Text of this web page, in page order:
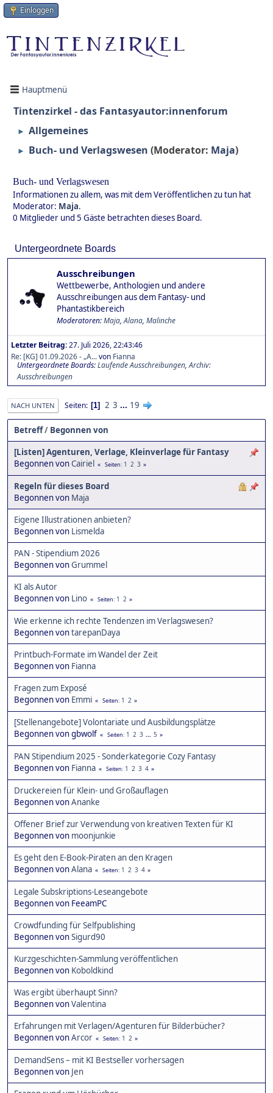
Einloggen
Hauptmenü
Tintenzirkel - das Fantasyautor:innenforum
► Allgemeines
► Buch- und Verlagswesen (Moderator: Maja)
Buch- und Verlagswesen
Informationen zu allem, was mit dem Veröffentlichen zu tun hat
Moderator: Maja.
0 Mitglieder und 5 Gäste betrachten dieses Board.
Untergeordnete Boards
Ausschreibungen
Wettbewerbe, Anthologien und andere
Ausschreibungen aus dem Fantasy- und
Phantastikbereich
Moderatoren:Maja,Alana, Malinche
Letzter Beitrag:27. Juli 2026, 22:43:46
Re: [KG] 01.09.2026 - „A...von Fianna
Untergeordnete Boards Laufende Ausschreibungen Archiv:
Ausschreibungen
NACH UNTEN Seiten 1 2 3 ... 19
Betreff/ Begonnen von
[Listen] Agenturen, Verlage, Kleinverlage für Fantasy
Begonnen vonCairiel Seiten 1 2 3
Regeln für dieses Board
Begonnen von Maja
Eigene Illustrationen anbieten?
Begonnen von Lismelda
PAN - Stipendium 2026
Begonnen vonGrummel
KI als Autor
Begonnen von Lino Seiten 1 2
Wie erkenne ich rechte Tendenzen im Verlagswesen?
Begonnen vontarepanDaya
Printbuch-Formate im Wandel der Zeit
Begonnen von Fianna
Fragen zum Exposé
Begonnen von Emmi Seiten 1 2
[Stellenangebote] Volontariate und Ausbildungsplätze
Begonnen von gbwolf
Seiten 1 2 3 ... 5
PAN Stipendium 2025 - Sonderkategorie Cozy Fantasy
Begonnen von Fianna Seiten 1 2 3 4
Druckereien für Klein- und Großauflagen
Begonnen vonAnanke
Offener Brief zur Verwendung von kreativen Texten für KI
Begonnen von moonjunkie
Es geht den E-Book-Piraten an den Kragen
Begonnen vonAlana Seiten 1 2 3 4
Legale Subskriptions-Leseangebote
Begonnen von FeeamPC
Crowdfunding für Selfpublishing
Begonnen vonSigurd90
Kurzgeschichten-Sammlung veröffentlichen
Begonnen von Koboldkind
Was ergibt überhaupt Sinn?
Begonnen vonValentina
Erfahrungen mit Verlagen/Agenturen für Bilderbücher?
Begonnen vonArcor Seiten 1 2
DemandSens – mit KI Bestseller vorhersagen
Begonnen von Jen